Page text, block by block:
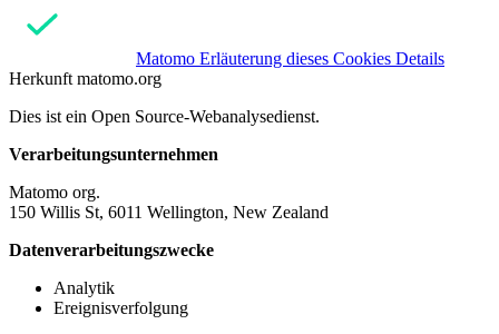
Matomo Erläuterung dieses Cookies Details
Herkunft matomo.org
Dies ist ein Open Source-Webanalysedienst.
Verarbeitungsunternehmen
Matomo org.
150 Willis St, 6011 Wellington, New Zealand
Datenverarbeitungszwecke
Analytik
Ereignisverfolgung